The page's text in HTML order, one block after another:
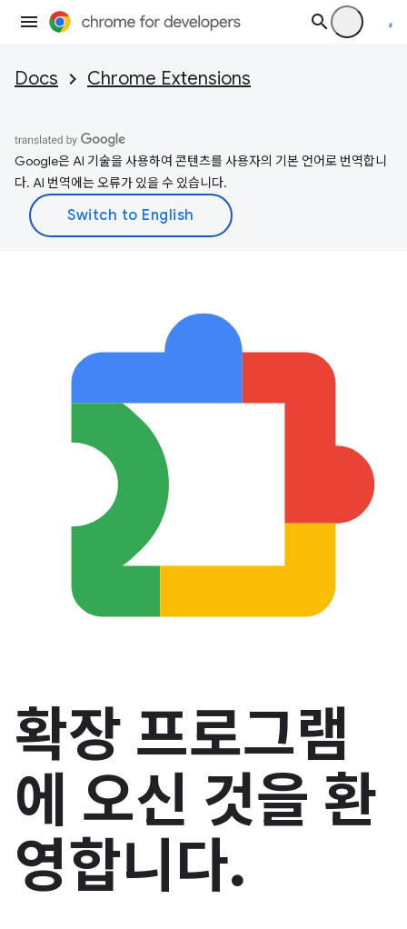
Docs Chrome Extensions
Google은 AI 기술을 사용하여 콘텐츠를 사용자의 기본 언어로 번역합니
다. AI 번역에는 오류가 있을 수 있습니다.
확장 프로그램
에 오신 것을 환
영합니다.